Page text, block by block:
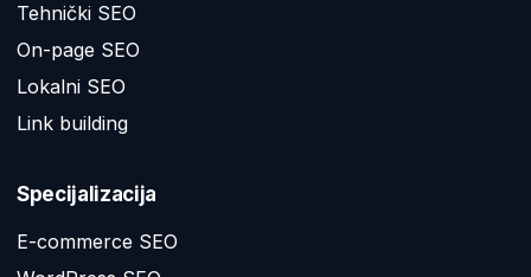
Tehnički SEO
On-page SEO
Lokalni SEO
Link building
Specijalizacija
E-commerce SEO